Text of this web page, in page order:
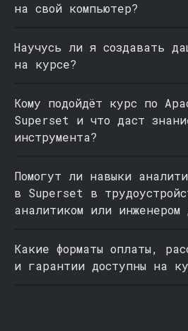
на свой компьютер?
Научусь ли я создавать
на курсе?
Кому подойдёт курс по
Superset и что даст
инструмента?
Помогут ли навыки
в Superset в
аналитиком или инженером
Какие форматы оплаты,
и гарантии доступны на